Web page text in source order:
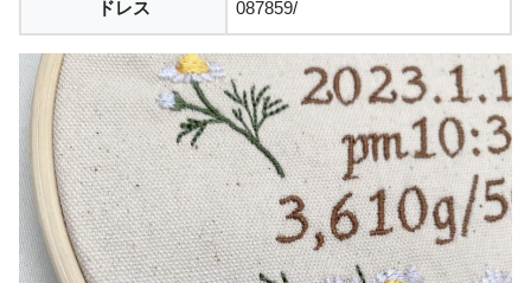
ドレス
087859/